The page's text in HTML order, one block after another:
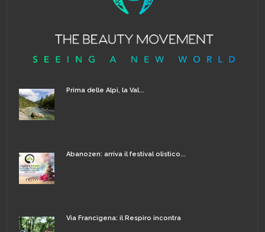
Prima delle Alpi, la Val...
Abanozen: arriva il festival olistico...
Via Francigena: il Respiro incontra